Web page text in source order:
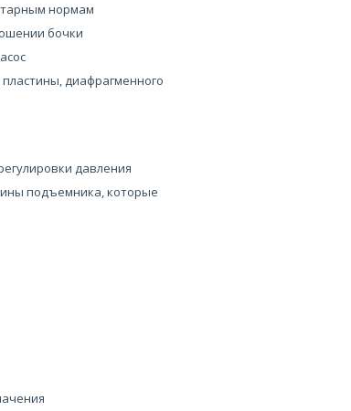
нормам
бочки
диафрагменного
давления
подъемника, которые